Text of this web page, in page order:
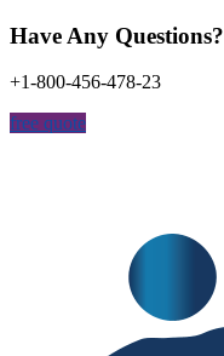
Have Any Questions?
+1-800-456-478-23
free quote